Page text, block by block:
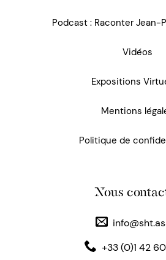
Podcast : Raconter Jean-
Vidéos
Expositions
Mentions
Politique de
Nous
+33 (0)1 42